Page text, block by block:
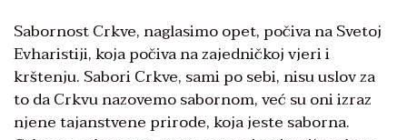
Sabornost Crkve, naglasimo opet, počiva na Svetoj
Evharistiji, koja počiva na zajedničkoj vjeri i
krštenju. Sabori Crkve, sami po sebi, nisu uslov za
to da Crkvu nazovemo sabornom, već su oni izraz
njene tajanstvene prirode, koja jeste saborna.